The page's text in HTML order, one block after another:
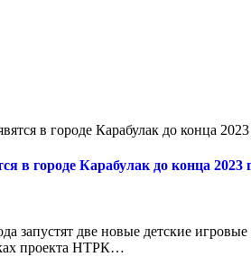
в городе Карабулак до конца 2023
в городе Карабулак до конца 2023
запустят две новые детские
проекта НТРК…